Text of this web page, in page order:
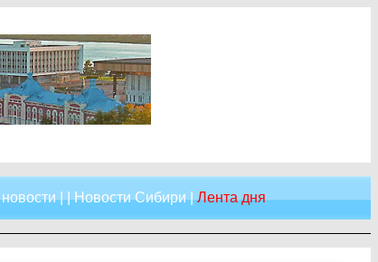
| |Новости Сибири|Лента дня